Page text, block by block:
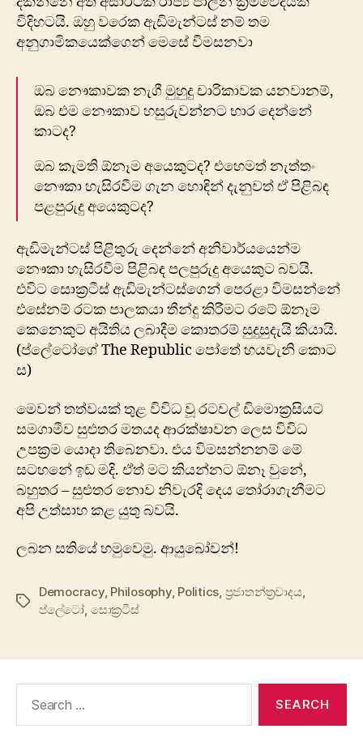
විදිහටයි. ඔහු වරෙක ඇඩිමැන්ටස් නම් තම
අනුගාමිකයෙක්ගෙන් මෙසේ විමසනවා
ඔබ නෞකාවක නැගී මුහුදු චාරිකාවක යනවානම්,
ඔබ එම නෞකාව හසුරුවන්නට භාර දෙන්නේ
කාටද?
ඔබ කැමති ඕනෑම අයෙකුටද? එහෙමත් නැත්තං
නෞකා හැසිරවීම ගැන හොඳින් දැනුවත් ඒ පිළිබඳ
පළපුරුදු අයෙකුටද?
ඇඩිමැන්ටස් පිළිතුරු දෙන්නේ අනිවාර්යයෙන්ම
නෞකා හැසිරවීම පිළිබඳ පලපුරුදු අයෙකුට බවයි.
එවිට සොක්‍රටීස් ඇඩිමැන්ටස්ගෙන් පෙරළා විමසන්නේ
එසේනම් රටක පාලකයා තීන්දු කිරීමට රටේ ඕනෑම
කෙනෙකුට අයිතිය ලබාදීම කොතරම් සුදුසුදැයි කියායි.
(ප්ලේටෝගේ The Republic පෝතේ හයවැනි කොට​
ස)
මෙවන් තත්වයක් තුළ විවිධ වූ රටවල් ඩිමොක්‍රසියට
සමගාමීව සුළුතර මතයද ආරක්ෂාවන ලෙස විවිධ
උපක්‍රම යොදා තිබෙනවා. එය විමසන්නනම් මේ
සටහනේ ඉඩ මදි. ඒත් මට කියන්නට ඕනෑ වුනේ,
බහුතර – සුළුතර නොව නිවැරදි දෙය තෝරාගැනීමට
අපි උත්සාහ කළ යුතු බවයි.
ලබන සතියේ හමුවෙමු. ආයුබෝවන්!
Tags
Democracy, Philosophy, Politics, ප්‍රජාතන්ත්‍රවාදය,
ප්ලේටෝ, සොක්‍රටීස්